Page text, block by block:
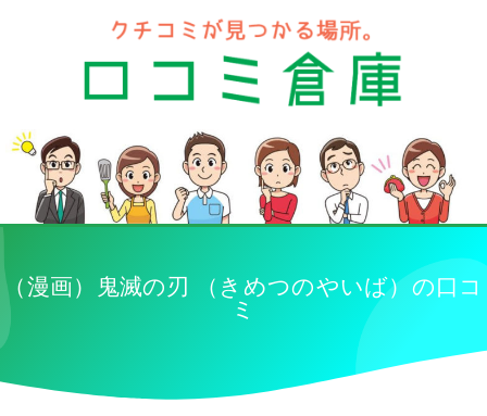
（漫画）鬼滅の刃 （きめつのやいば）の口コ
ミ